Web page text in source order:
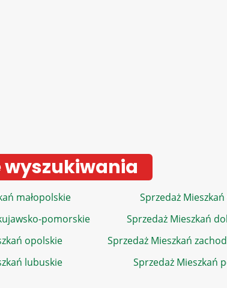
wyszukiwania
małopolskie Sprzedaż
pomorskie
Sprzedaż Mieszkań
opolskie
Sprzedaż Mieszkań
lubuskie
Sprzedaż Mieszkań